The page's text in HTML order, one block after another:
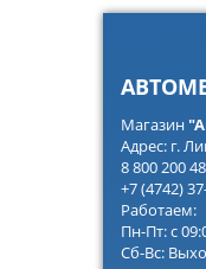
Магазин
Адрес: г.
8 800 200
+7 (4742)
Работаем:
Пн-Пт: с
Сб-Вс: